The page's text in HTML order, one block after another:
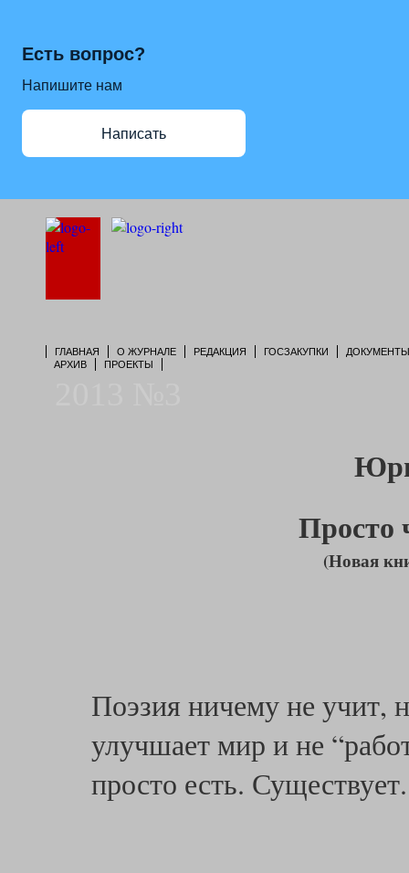
Есть вопрос?
Напишите нам
Написать
ГЛАВНАЯ О ЖУРНАЛЕ РЕДАКЦИЯ ГОСЗАКУПКИ
ДОКУМЕНТЫ
АРХИВ
ПРОЕКТЫ
Просто
(Новая
Поэзия ничему не учит,
улучшает мир и не
просто есть. Существует.